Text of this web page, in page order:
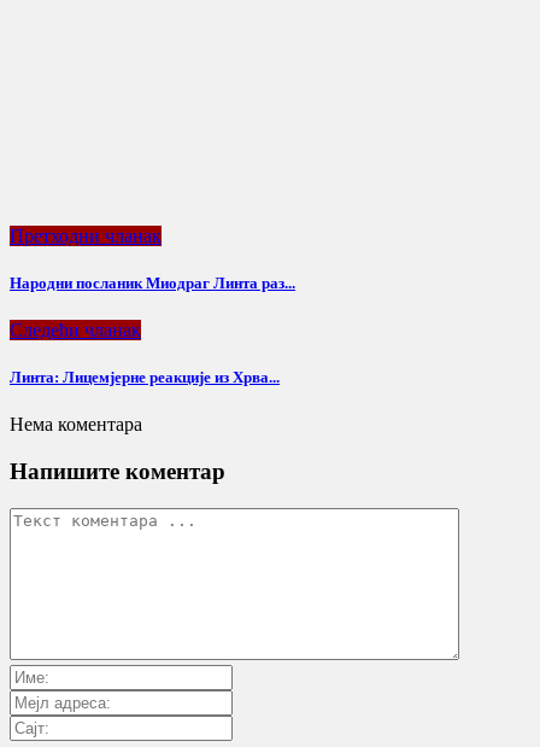
Претходни чланак
Народни посланик Миодраг Линта раз...
Следећи чланак
Линта: Лицемјерне реакције из Хрва...
Нема коментара
Напишите коментар